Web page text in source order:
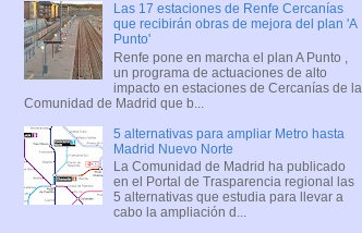
Las 17 estaciones de Renfe Cercanías
que recibirán obras de mejora del plan 'A
Punto'
Renfe pone en marcha el plan A Punto ,
un programa de actuaciones de alto
impacto en estaciones de Cercanías de la
Comunidad de Madrid que b...
5 alternativas para ampliar Metro hasta
Madrid Nuevo Norte
La Comunidad de Madrid ha publicado
en el Portal de Trasparencia regional las
5 alternativas que estudia para llevar a
cabo la ampliación d...